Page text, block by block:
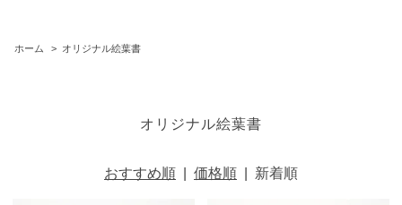
ホーム > オリジナル絵葉書
オリジナル絵葉書
おすすめ順 価格順 新着順